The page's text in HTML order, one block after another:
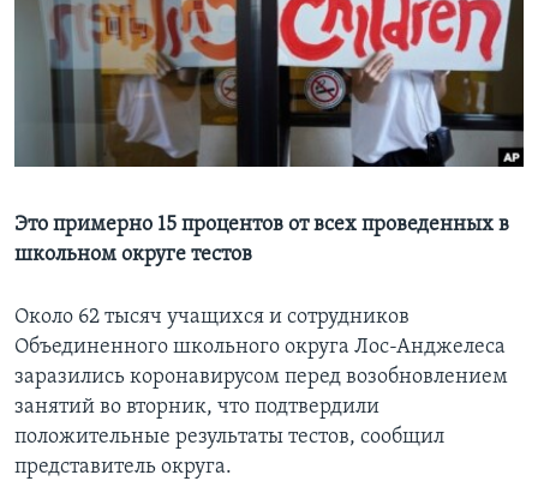
Learning English
СОЦИАЛЬНЫЕ СЕТИ
Языки
Это примерно 15 процентов от всех проведенных в
школьном округе тестов
Около 62 тысяч учащихся и сотрудников
Объединенного школьного округа Лос-Анджелеса
заразились коронавирусом перед возобновлением
занятий во вторник, что подтвердили
положительные результаты тестов, сообщил
представитель округа.